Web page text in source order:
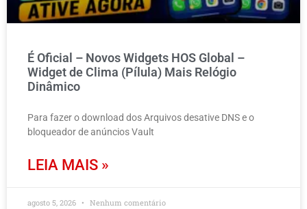
É Oficial – Novos Widgets HOS Global –
Widget de Clima (Pílula) Mais Relógio
Dinâmico
Para fazer o download dos Arquivos desative DNS e o
bloqueador de anúncios Vault
LEIA MAIS »
agosto 5, 2026 Nenhum comentário